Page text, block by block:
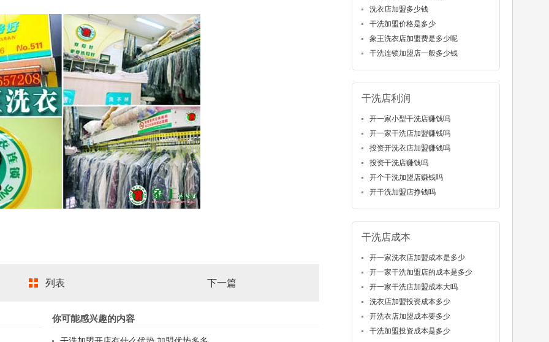
列表 下一篇
你可能感兴趣的内容
洗衣店加盟多少钱
干洗加盟价格是多少
象王洗衣店加盟费是多少呢
干洗连锁加盟店一般多少钱
干洗店利润
开一家小型干洗店赚钱吗
开一家干洗店加盟赚钱吗
投资开洗衣店加盟赚钱吗
投资干洗店赚钱吗
开个干洗加盟店赚钱吗
开干洗加盟店挣钱吗
干洗店成本
开一家洗衣店加盟成本是多少
开一家干洗加盟店的成本是多少
开一家干洗店加盟成本大吗
洗衣店加盟投资成本多少
开洗衣店加盟成本要多少
干洗加盟投资成本是多少